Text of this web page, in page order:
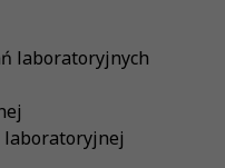
laboratoryjnych
laboratoryjnej